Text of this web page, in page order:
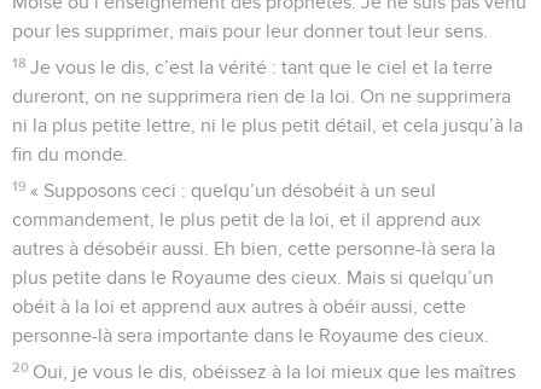
pour les supprimer, mais pour leur donner tout leur sens.
18 Je vous le dis, c’est la vérité : tant que le ciel et la terre
dureront, on ne supprimera rien de la loi. On ne supprimera
ni la plus petite lettre, ni le plus petit détail, et cela jusqu’à la
fin du monde.
19 « Supposons ceci : quelqu’un désobéit à un seul
commandement, le plus petit de la loi, et il apprend aux
autres à désobéir aussi. Eh bien, cette personne-là sera la
plus petite dans le Royaume des cieux. Mais si quelqu’un
obéit à la loi et apprend aux autres à obéir aussi, cette
personne-là sera importante dans le Royaume des cieux.
20 Oui, je vous le dis, obéissez à la loi mieux que les maîtres